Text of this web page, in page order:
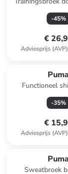
-45%
€
Adviesprijs (AVP)
Puma
Functioneel
-35%
€
Adviesprijs (AVP)
Puma
Sweatbroek